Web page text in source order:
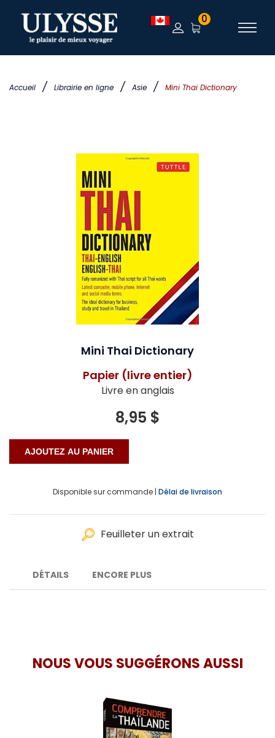
Accueil / Librairie en ligne / Asie / Mini Thai Dictionary
0
Mini Thai Dictionary
Papier (livre entier)
Livre en anglais
8,95 $
Disponible sur commande | Délai de livraison
Feuilleter un extrait
DÉTAILS ENCORE PLUS
NOUS VOUS SUGGÉRONS AUSSI